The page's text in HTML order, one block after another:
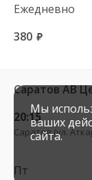
Ежедневно
380 руб.
20:15
Пт
Мы
ваших
сайта.